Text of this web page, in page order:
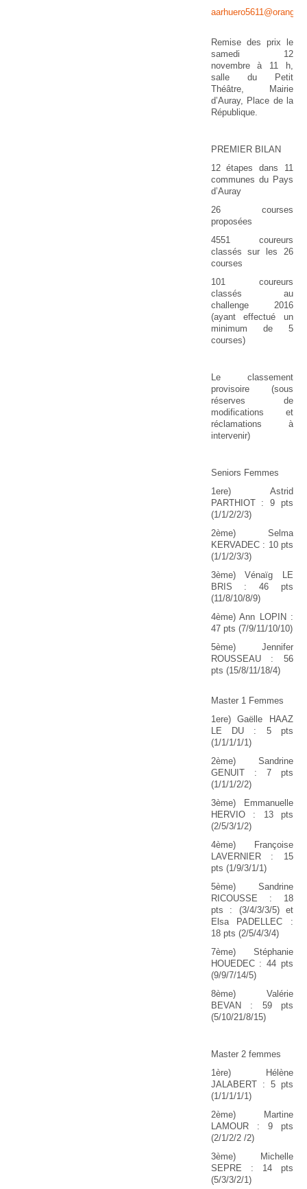
aarhuero5611@orange.fr
Remise des prix le
samedi 12
novembre à 11 h,
salle du Petit
Théâtre, Mairie
d’Auray, Place de la
République.
PREMIER BILAN
12 étapes dans 11
communes du Pays
d’Auray
26 courses
proposées
4551 coureurs
classés sur les 26
courses
101 coureurs
classés au
challenge 2016
(ayant effectué un
minimum de 5
courses)
Le classement
provisoire (sous
réserves de
modifications et
réclamations à
intervenir)
Seniors Femmes
1ere) Astrid
PARTHIOT : 9 pts
(1/1/2/2/3)
2ème) Selma
KERVADEC : 10 pts
(1/1/2/3/3)
3ème) Vénaïg LE
BRIS : 46 pts
(11/8/10/8/9)
4ème) Ann LOPIN :
47 pts (7/9/11/10/10)
5ème) Jennifer
ROUSSEAU : 56
pts (15/8/11/18/4)
Master 1 Femmes
1ere) Gaëlle HAAZ
LE DU : 5 pts
(1/1/1/1/1)
2ème) Sandrine
GENUIT : 7 pts
(1/1/1/2/2)
3ème) Emmanuelle
HERVIO : 13 pts
(2/5/3/1/2)
4ème) Françoise
LAVERNIER : 15
pts (1/9/3/1/1)
5ème) Sandrine
RICOUSSE : 18
pts : (3/4/3/3/5) et
Elsa PADELLEC :
18 pts (2/5/4/3/4)
7ème) Stéphanie
HOUEDEC : 44 pts
(9/9/7/14/5)
8ème) Valérie
BEVAN : 59 pts
(5/10/21/8/15)
Master 2 femmes
1ère) Hélène
JALABERT : 5 pts
(1/1/1/1/1)
2ème) Martine
LAMOUR : 9 pts
(2/1/2/2 /2)
3ème) Michelle
SEPRE : 14 pts
(5/3/3/2/1)